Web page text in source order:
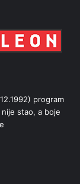
program
stao, a boje